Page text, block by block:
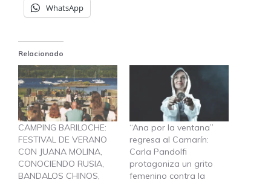
WhatsApp
Relacionado
CAMPING BARILOCHE:
FESTIVAL DE VERANO
CON JUANA MOLINA,
CONOCIENDO RUSIA,
BANDALOS CHINOS,
“Ana por la ventana”
regresa al Camarín:
Carla Pandolfi
protagoniza un grito
femenino contra la